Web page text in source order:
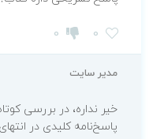
0
0
مدیر سایت
خیر نداره، در بررسی
پاسخ‌نامه کلیدی در